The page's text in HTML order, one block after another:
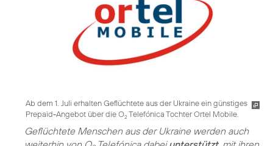
Ab dem 1. Juli erhalten Geflüchtete aus der Ukraine ein günstiges
Prepaid-Angebot über die O2Telefónica Tochter Ortel Mobile.
Geflüchtete Menschen aus der Ukraine werden auch